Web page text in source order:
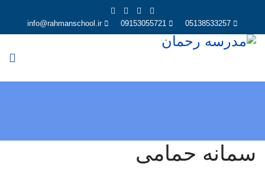
05138533257
09153055721
info@rahmanschool.ir
سمانه حمامی